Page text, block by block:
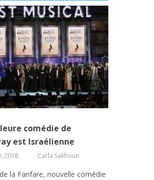
comédie de
est Israélienne
2018 Carla Sakhoun
la Fanfare, nouvelle comédie